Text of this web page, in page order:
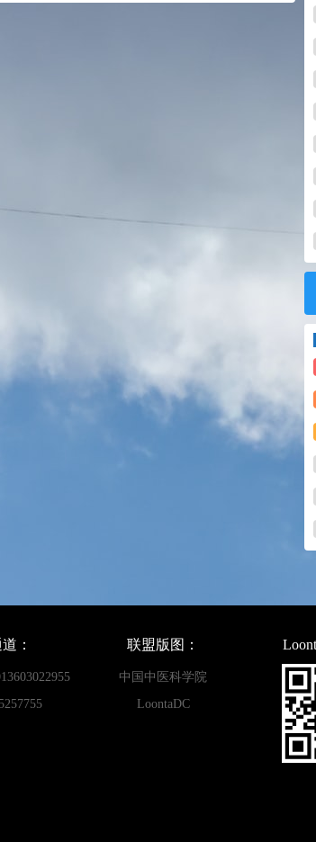
： 联盟版图：
中国中医科学院
LoontaDC